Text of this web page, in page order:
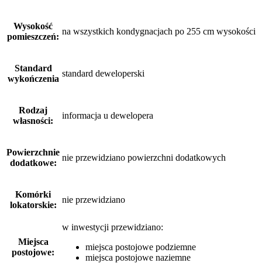
Wysokość
pomieszczeń:
na wszystkich kondygnacjach po 255 cm wysokości
Standard
wykończenia
standard deweloperski
Rodzaj
własności:
informacja u dewelopera
Powierzchnie
dodatkowe:
nie przewidziano powierzchni dodatkowych
Komórki
lokatorskie:
nie przewidziano
Miejsca
postojowe:
w inwestycji przewidziano:
miejsca postojowe podziemne
miejsca postojowe naziemne